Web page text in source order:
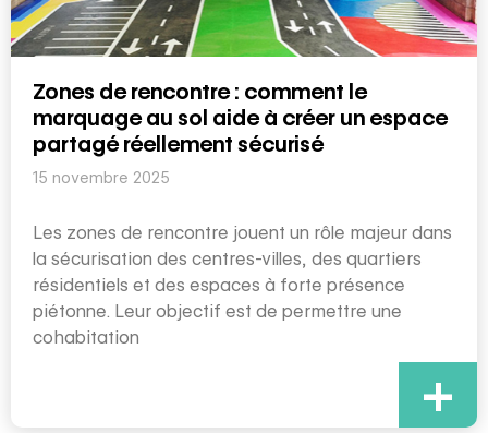
Zones de rencontre : comment le
marquage au sol aide à créer un espace
partagé réellement sécurisé
15 novembre 2025
Les zones de rencontre jouent un rôle majeur dans
la sécurisation des centres-villes, des quartiers
résidentiels et des espaces à forte présence
piétonne. Leur objectif est de permettre une
cohabitation
+